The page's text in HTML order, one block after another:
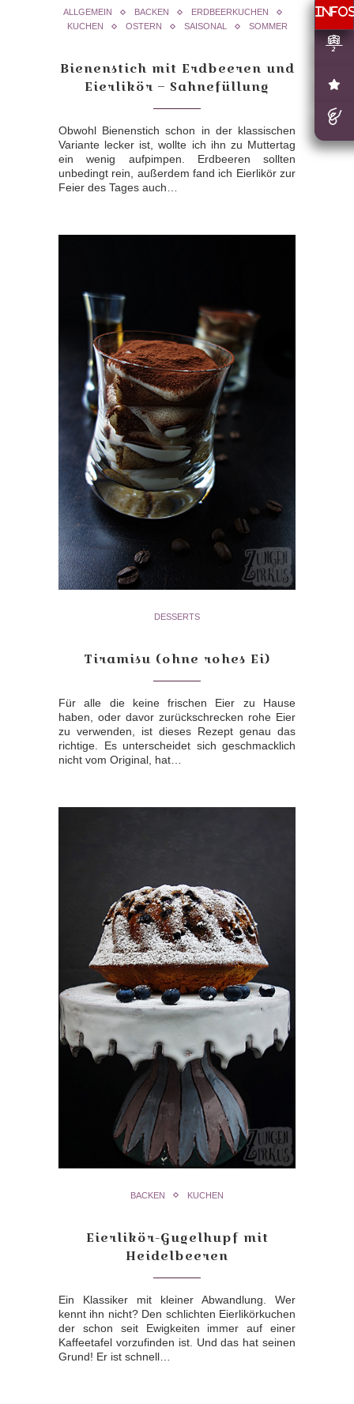
ALLGEMEIN BACKEN
ERDBEERKUCHEN
KUCHEN
OSTERN SAISONAL SOMMER
Bienenstich mit Erdbeeren und
Eierlikör – Sahnefüllung
Obwohl Bienenstich schon in der klassischen
Variante lecker ist, wollte ich ihn zu Muttertag
ein wenig aufpimpen. Erdbeeren sollten
unbedingt rein, außerdem fand ich Eierlikör zur
Feier des Tages auch…
DESSERTS
Tiramisu (ohne rohes Ei)
Für alle die keine frischen Eier zu Hause
haben, oder davor zurückschrecken rohe Eier
zu verwenden, ist dieses Rezept genau das
richtige. Es unterscheidet sich geschmacklich
nicht vom Original, hat…
BACKEN KUCHEN
Eierlikör-Gugelhupf mit
Heidelbeeren
Ein Klassiker mit kleiner Abwandlung. Wer
kennt ihn nicht? Den schlichten Eierlikörkuchen
der schon seit Ewigkeiten immer auf einer
Kaffeetafel vorzufinden ist. Und das hat seinen
Grund! Er ist schnell…